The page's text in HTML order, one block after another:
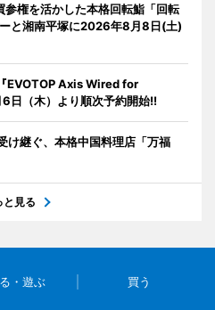
参権を活かした本格回転鮨「回転
と湘南平塚に2026年8月8日(土)
EVOTOP Axis Wired for
（木）より順次予約開始!!
け継ぐ、本格中国料理店「万福
と見る
・遊ぶ 買う